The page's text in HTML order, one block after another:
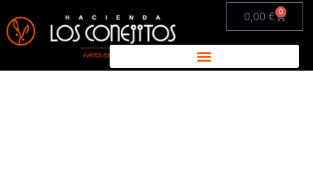
0,00€ 0